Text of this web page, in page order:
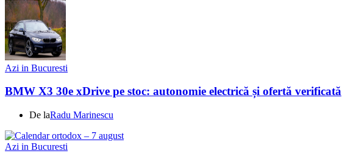
Azi in Bucuresti
BMW X3 30e xDrive pe stoc: autonomie electrică și ofertă verificată
De laRadu Marinescu
Azi in Bucuresti